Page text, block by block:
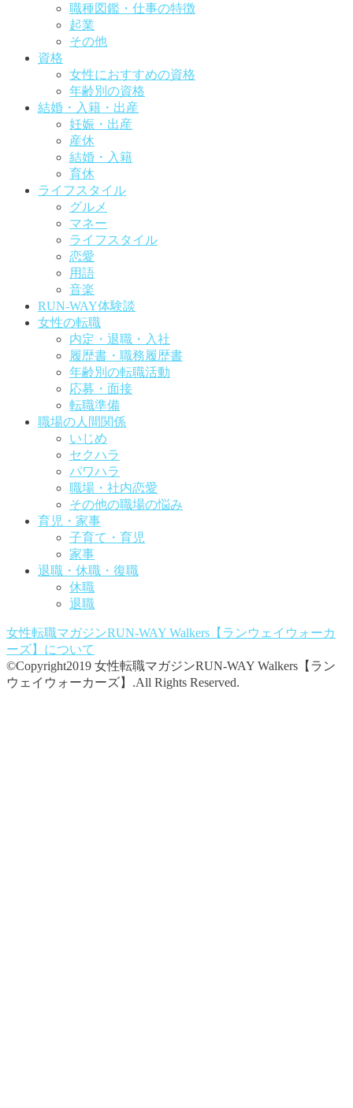
職種図鑑・仕事の特徴
起業
その他
資格
女性におすすめの資格
年齢別の資格
結婚・入籍・出産
妊娠・出産
産休
結婚・入籍
育休
ライフスタイル
グルメ
マネー
ライフスタイル
恋愛
用語
音楽
RUN-WAY体験談
女性の転職
内定・退職・入社
履歴書・職務履歴書
年齢別の転職活動
応募・面接
転職準備
職場の人間関係
いじめ
セクハラ
パワハラ
職場・社内恋愛
その他の職場の悩み
育児・家事
子育て・育児
家事
退職・休職・復職
休職
退職
女性転職マガジンRUN-WAY Walkers【ランウェイウォーカ
ーズ】 について
©Copyright2019 女性転職マガジンRUN-WAY Walkers【ラン
ウェイウォーカーズ】.All Rights Reserved.